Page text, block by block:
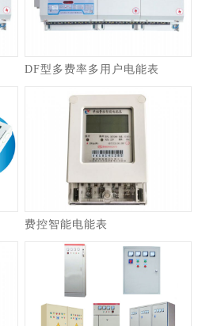
DF型多费率多用户电能表
费控智能电能表